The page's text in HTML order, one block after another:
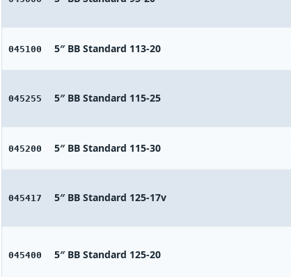
045100 5″ BB Standard 113-20
045255 5″ BB Standard 115-25
045200 5″ BB Standard 115-30
045417 5″ BB Standard 125-17v
045400 5″ BB Standard 125-20